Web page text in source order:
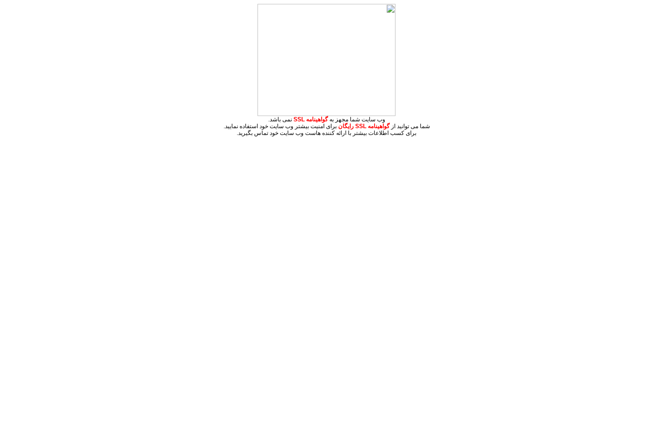
وب سایت شما مجهز بهگواهینامه SSL
نمی باشد.
شما می توانید ازگواهینامه SSL رایگان برای امنیت بیشتر وب سایت خود استفاده نمایید.
برای کسب اطلاعات بیشتر با ارائه کننده هاست وب سایت خود تماس بگیرید.